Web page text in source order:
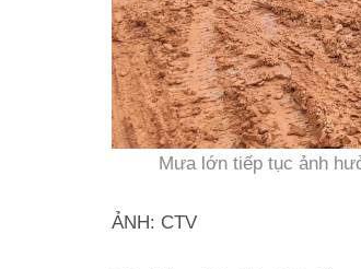
Mưa lớn tiếp tục ảnh
ẢNH: CTV